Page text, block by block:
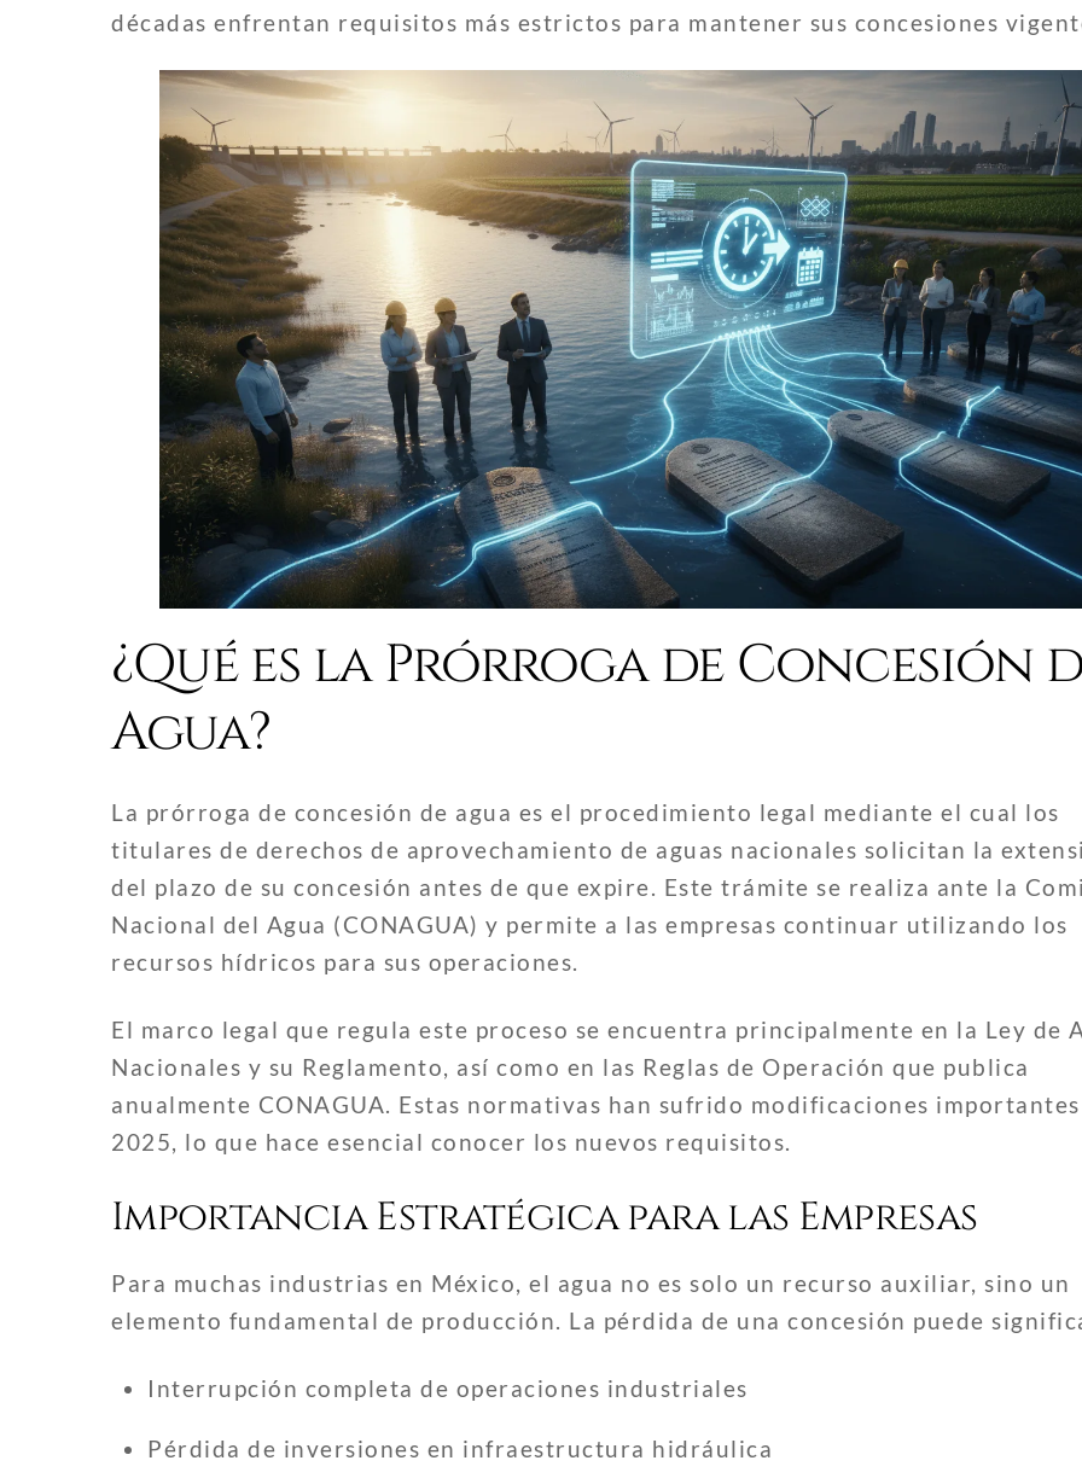
décadas enfrentan requisitos más estrictos para mantener sus concesiones
¿Qué es la Prórroga de Concesión
Agua?
La prórroga de concesión de agua es el procedimiento legal mediante el cual los
titulares de derechos de aprovechamiento de aguas nacionales solicitan la
del plazo de su concesión antes de que expire. Este trámite se realiza ante la
Nacional del Agua (CONAGUA) y permite a las empresas continuar utilizando los
recursos hídricos para sus operaciones.
El marco legal que regula este proceso se encuentra principalmente en la Ley de
Nacionales y su Reglamento, así como en las Reglas de Operación que publica
anualmente CONAGUA. Estas normativas han sufrido modificaciones
2025, lo que hace esencial conocer los nuevos requisitos.
Importancia Estratégica para las Empresas
Para muchas industrias en México, el agua no es solo un recurso auxiliar, sino un
elemento fundamental de producción. La pérdida de una concesión puede
Interrupción completa de operaciones industriales
Pérdida de inversiones en infraestructura hidráulica